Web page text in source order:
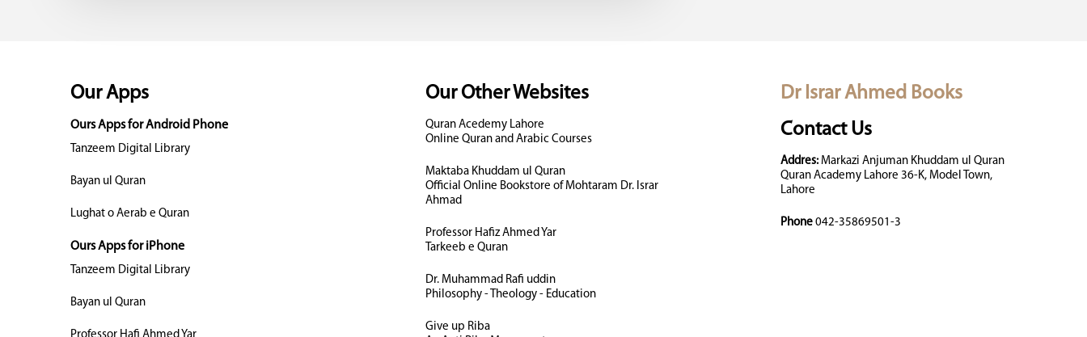
Dr Israr Ahmed Books
Contact Us
Addres:Markazi Anjuman Khuddam ul Quran
Quran Academy Lahore 36-K, Model Town,
Lahore
Phone 042-35869501-3
Our Other Websites
Quran Acedemy Lahore
Online Quran and Arabic Courses
Maktaba Khuddam ul Quran
Official Online Bookstore of Mohtaram Dr. Israr
Ahmad
Professor Hafiz Ahmed Yar
Tarkeeb e Quran
Dr. Muhammad Rafi uddin
Philosophy - Theology - Education
Give up Riba
Our Apps
Ours Apps for Android Phone
Tanzeem Digital Library
Bayan ul Quran
Lughat o Aerab e Quran
Ours Apps for iPhone
Tanzeem Digital Library
Bayan ul Quran